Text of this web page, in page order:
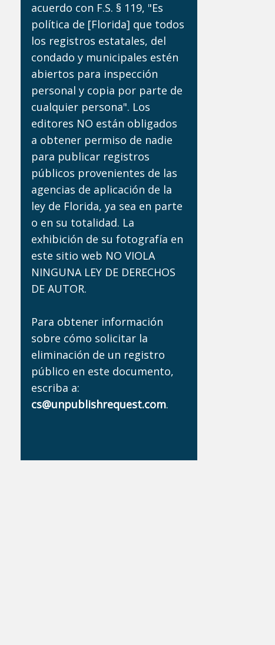
acuerdo con F.S. § 119, "Es
política de [Florida] que todos
los registros estatales, del
condado y municipales estén
abiertos para inspección
personal y copia por parte de
cualquier persona". Los
editores NO están obligados
a obtener permiso de nadie
para publicar registros
públicos provenientes de las
agencias de aplicación de la
ley de Florida, ya sea en parte
o en su totalidad. La
exhibición de su fotografía en
este sitio web NO VIOLA
NINGUNA LEY DE DERECHOS
DE AUTOR.
Para obtener información
sobre cómo solicitar la
eliminación de un registro
público en este documento,
escriba a:
cs@unpublishrequest.com.